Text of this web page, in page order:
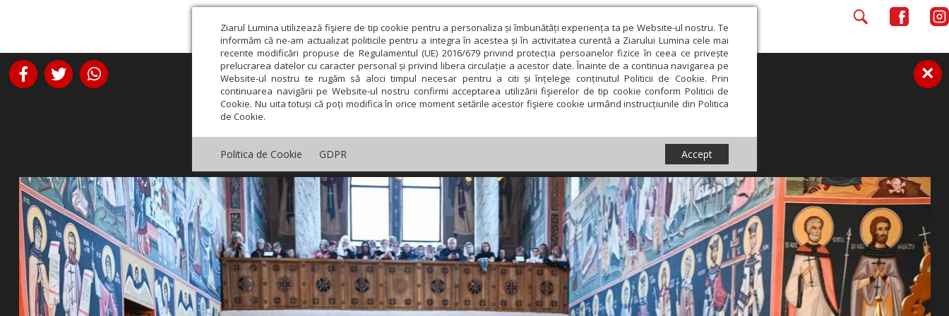
Ziarul Lumina utilizează fişiere de tip cookie pentru a personaliza și îmbunătăți experiența ta pe Website-ul nostru. Te
informăm că ne-am actualizat politicile pentru a integra în acestea și în activitatea curentă a Ziarului Lumina cele mai
recente modificări propuse de Regulamentul (UE) 2016/679 privind protecția persoanelor fizice în ceea ce privește
prelucrarea datelor cu caracter personal și privind libera circulație a acestor date. Înainte de a continua navigarea pe
Website-ul nostru te rugăm să aloci timpul necesar pentru a citi și înțelege conținutul Politicii de Cookie. Prin
continuarea navigării pe Website-ul nostru confirmi acceptarea utilizării fişierelor de tip cookie conform Politicii de
Cookie. Nu uita totuși că poți modifica în orice moment setările acestor fişiere cookie urmând instrucțiunile din Politica
de Cookie.
Politica de Cookie GDPR Accept
×